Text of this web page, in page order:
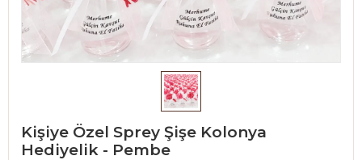
Kişiye Özel Sprey Şişe Kolonya
Hediyelik - Pembe